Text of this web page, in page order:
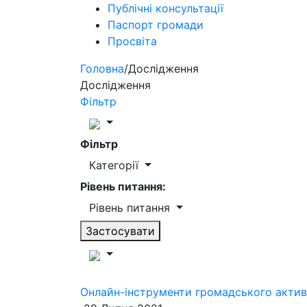
Публічні консультації
Паспорт громади
Просвіта
Головна/Дослідження
Дослідження
Фільтр
Фільтр
Категорії
Рівень питання:
Рівень питання
Застосувати
Онлайн-інструменти громадського